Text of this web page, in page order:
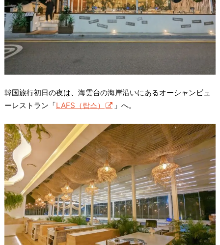
韓国旅行初日の夜は、海雲台の海岸沿いにあるオーシャンビュ
ーレストラン「LAFS（랍스） 」へ。